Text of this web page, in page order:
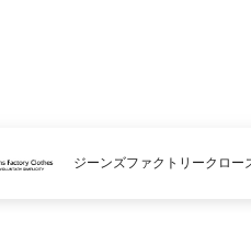
ジーンズファクトリークロー